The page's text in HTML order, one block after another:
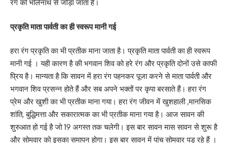
रंग को भोलेनाथ से जोड़ा जाता है।
प्रकृति माता पार्वती का ही स्वरूप मानी गई
हरा रंग प्रकृति का भी प्रतीक माना जाता है। प्रकृति माता पार्वती का ही स्वरूप
मानी गई । यही कारण है की भगवान शिव को हरे रंग और प्रकृति दोनों उसे काफी
प्रिय है। मान्यता है कि सावन में हरा रंग पहनकर पूजा करने से माता पार्वती और
भगवान शिव प्रसन्न होते हैं और सब अपने भक्तों पर कृपा बरसाते हैं। हरा रंग
प्रेम और खुशी का भी प्रतीक माना गया। हरा रंग जीवन में खुशहाली ,मानसिक
शांति, बुद्धिमत्ता और सकारात्मक का भी प्रतीक माना गया है। आज सावन की
शुरुआत हो गई है जो 19 अगस्त तक चलेगी। इस बार सावन मास सावन से शुरू है
और सोमवार को इसका समापन होगा। इस बार सावन में पांच सोमवार पड़ रहे हैं ।